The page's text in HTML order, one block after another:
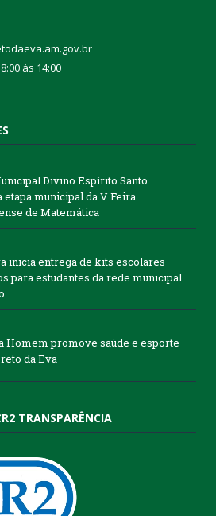
às 14:00
Divino Espírito Santo
etapa municipal da V Feira
de Matemática
inicia entrega de kits escolares
para estudantes da rede municipal
Homem promove saúde e esporte
da Eva
TRANSPARÊNCIA